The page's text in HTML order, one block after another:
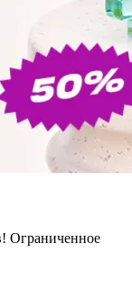
Ограниченное